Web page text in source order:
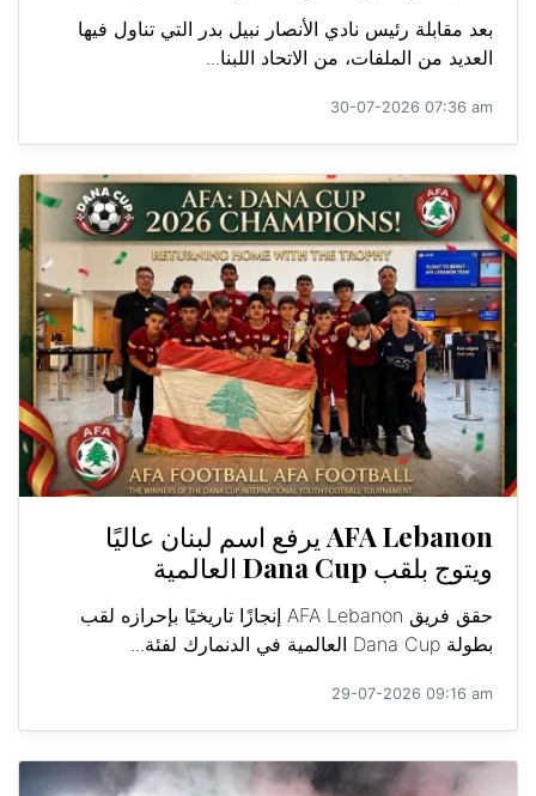
بعد مقابلة رئيس نادي الأنصار نبيل بدر التي تناول فيها
العديد من الملفات، من الاتحاد اللبنا...
30-07-2026 07:36 am
AFA Lebanon يرفع اسم لبنان عاليًا
ويتوج بلقب Dana Cup العالمية
حقق فريق AFA Lebanon إنجازًا تاريخيًا بإحرازه لقب
بطولة Dana Cup العالمية في الدنمارك لفئة...
29-07-2026 09:16 am